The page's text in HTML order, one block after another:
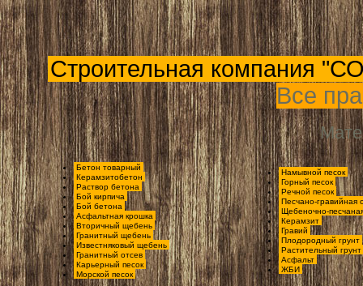
Строительная компания
Все
Бетон товарный
Керамзитобетон
Раствор бетона
Бой кирпича
Бой бетона
Асфальтная крошка
Вторичный щебень
Гранитный щебень
Известняковый щебень
Гранитный отсев
Карьерный песок
Морской песок
Намывной песок
Горный песок
Речной песок
Песчано-гравийная
Щебеночно-
Керамзит
Гравий
Плодородный грунт
Растительный грунт
Асфальт
ЖБИ